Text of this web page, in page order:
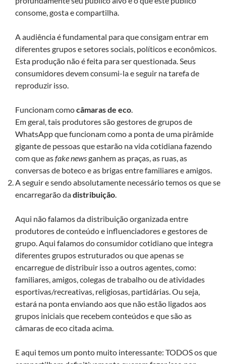
consome, gosta e compartilha.
A audiência é fundamental para que consigam entrar em
diferentes grupos e setores sociais, políticos e econômicos.
Esta produção não é feita para ser questionada. Seus
consumidores devem consumi-la e seguir na tarefa de
reproduzir isso.
Funcionam comocâmaras de eco.
Em geral, tais produtores são gestores de grupos de
WhatsApp que funcionam como a ponta de uma pirâmide
gigante de pessoas que estarão na vida cotidiana fazendo
com que asfake newsganhem as praças, as ruas, as
conversas de boteco e as brigas entre familiares e amigos.
A seguir e sendo absolutamente necessário temos os que se
encarregarão dadistribuição.
Aqui não falamos da distribuição organizada entre
produtores de conteúdo e influenciadores e gestores de
grupo. Aqui falamos do consumidor cotidiano que integra
diferentes grupos estruturados ou que apenas se
encarregue de distribuir isso a outros agentes, como:
familiares, amigos, colegas de trabalho ou de atividades
esportivas/recreativas, religiosas, partidárias. Ou seja,
estará na ponta enviando aos que não estão ligados aos
grupos iniciais que recebem conteúdos e que são as
câmaras de eco citada acima.
E aqui temos um ponto muito interessante: TODOS os que